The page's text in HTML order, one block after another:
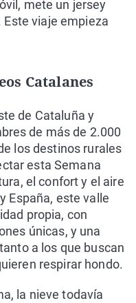
mete un jersey
viaje empieza
Catalanes
de Cataluña y
de más de 2.000
los destinos rurales
esta Semana
el confort y el aire
España, este valle
propia, con
únicas, y una
a los que buscan
respirar hondo.
la nieve todavía